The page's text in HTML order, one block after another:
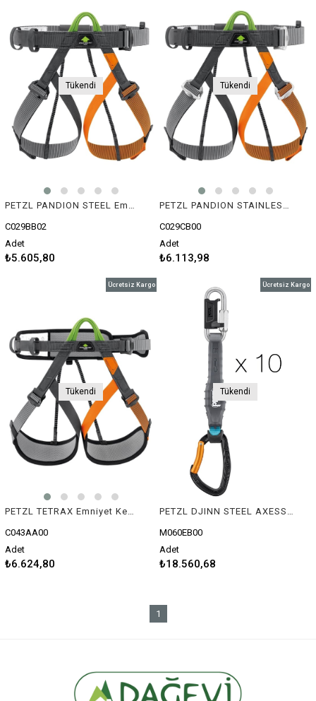
Tükendi
PETZL PANDION STEEL Emniyet Kemeri
C029BB02
Adet
₺5.605,80
Tükendi
PETZL PANDION STAINLESS STEEL Emniyet Kemeri
C029CB00
Adet
₺6.113,98
Tükendi
C043AA00
Adet
₺6.624,80
Ücretsiz Kargo
Tükendi
M060EB00
Adet
₺18.560,68
Ücretsiz Kargo
1